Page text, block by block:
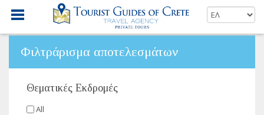
Φιλτράρισμα αποτελεσμάτων
Θεματικές Εκδρομές
All